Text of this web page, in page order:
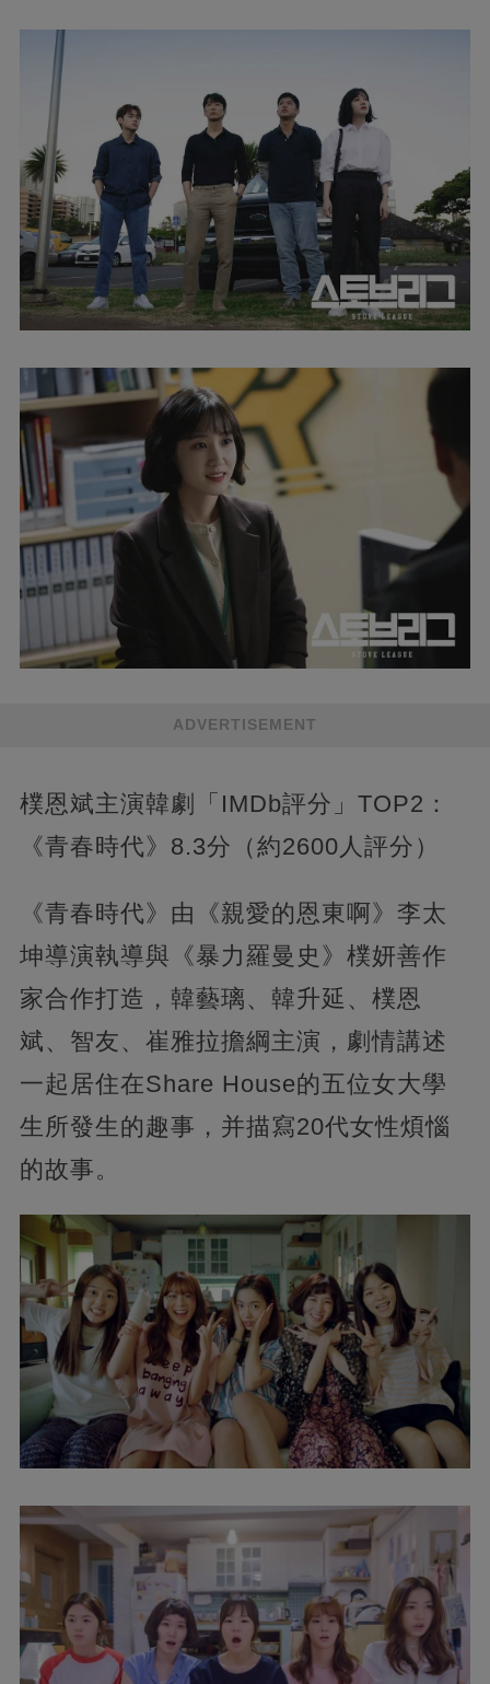
ADVERTISEMENT
樸恩斌主演韓劇「IMDb評分」TOP2：
《青春時代》8.3分（約2600人評分）
《青春時代》由《親愛的恩東啊》李太
坤導演執導與《暴力羅曼史》樸妍善作
家合作打造，韓藝璃、韓升延、樸恩
斌、智友、崔雅拉擔綱主演，劇情講述
一起居住在Share House的五位女大學
生所發生的趣事，并描寫20代女性煩惱
的故事。